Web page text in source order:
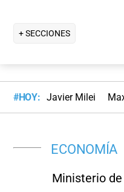
+ SECCIONES
#HOY: Javier Milei
ECONOMÍA
Ministerio